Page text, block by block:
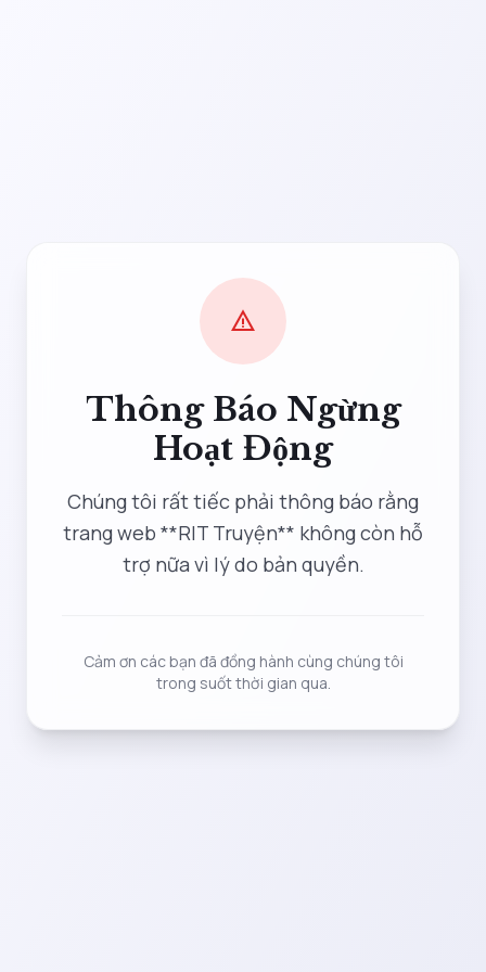
warning
Thông Báo Ngừng
Hoạt Động
Chúng tôi rất tiếc phải thông báo rằng
trang web **RIT Truyện** không còn hỗ
trợ nữa vì lý do bản quyền.
Cảm ơn các bạn đã đồng hành cùng chúng tôi
trong suốt thời gian qua.